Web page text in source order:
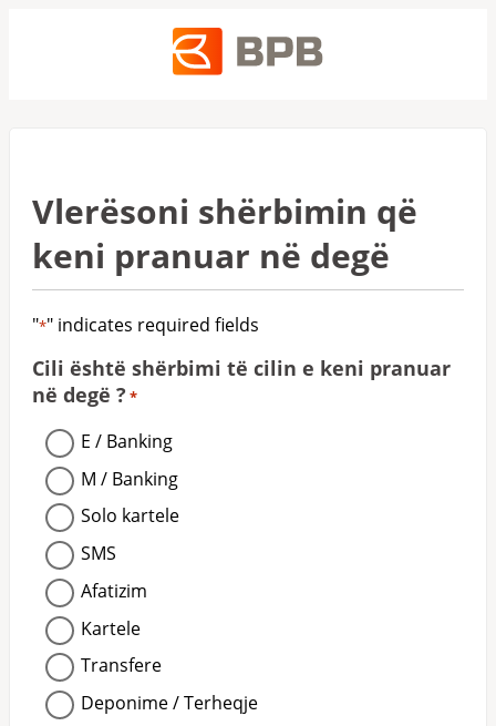
Vlerësoni shërbimin që
keni pranuar në degë
"*" indicates required fields
Cili është shërbimi të cilin e keni pranuar
në degë ? *
E / Banking
M / Banking
Solo kartele
SMS
Afatizim
Kartele
Transfere
Deponime / Terheqje